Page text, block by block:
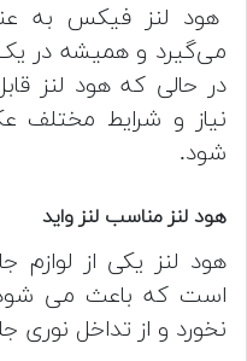
هود لنز فیکس به
می‌گیرد و همیشه در
در حالی که هود لنز
نیاز و شرایط مختلف
شود.
هود لنز مناسب لنز واید
هود لنز یکی از لوازم
است که باعث می شود
نخورد و از تداخل نوری